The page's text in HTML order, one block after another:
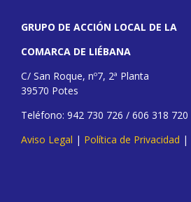
GRUPO DE ACCIÓN LOCAL DE LA
COMARCA DE LIÉBANA
C/ San Roque, nº7, 2ª Planta
39570 Potes
Teléfono: 942 730 726 / 606 318 720
Aviso Legal | Política de Privacidad |